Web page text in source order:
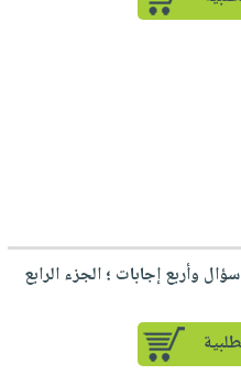
وأربع إجابات ؛ الجزء الرابع